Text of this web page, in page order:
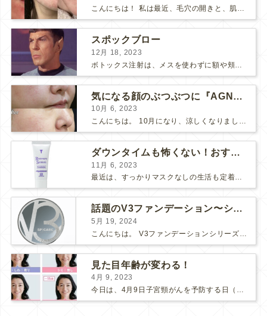
こんにちは！ 私は最近、毛穴の開きと、肌のごわつきが気になって、なんとかお肌をツヤツヤにしたいな〜と思っていました… そこで！ダーマペン『ヴェルベットスキン』を受けました♪ 経過ごとに写...
スポックブロー
12月 18, 2023
気になる顔のぶつぶつに『AGNES』
10月 6, 2023
こんにちは。 10月になり、涼しくなりましたね。 先日、美味しい栗が届いたので栗ご飯を作りました。 お米3合にお水を入れて、 料理酒大さじ2、塩小さじ1、栗を大量に投入！ 美味しくで...
ダウンタイムも怖くない！おすすめコスメ2選！
11月 6, 2023
最近は、すっかりマスクなしの生活も定着してきましたね。 マスク必須の時は面倒だし、息苦しいし、早くマスクなしの生活に戻らないかな～と思っていましたが、そんなマスク生活にもメリットがありました。そ...
話題のV3ファンデーション〜シャイニングVSブリリアント〜
5月 19, 2024
見た目年齢が変わる！
4月 9, 2023
今日は、4月9日子宮頸がんを予防する日（子宮の日）です。 ここ数年、新型コロナの影響で、子宮頸がん検診にも受診控えが起こってしまっているそうです。 検診間隔が空いてしまう事で、もしがんが発見さ...